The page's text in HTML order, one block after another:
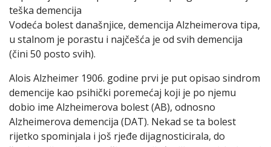
teška demencija
Vodeća bolest današnjice, demencija Alzheimerova tipa,
u stalnom je porastu i najčešća je od svih demencija
(čini 50 posto svih).
Alois Alzheimer 1906. godine prvi je put opisao sindrom
demencije kao psihički poremećaj koji je po njemu
dobio ime Alzheimerova bolest (AB), odnosno
Alzheimerova demencija (DAT). Nekad se ta bolest
rijetko spominjala i još rjeđe dijagnosticirala, do